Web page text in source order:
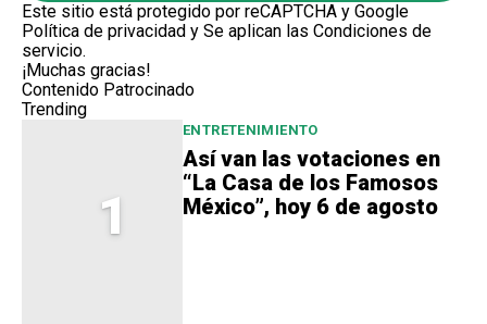
Este sitio está protegido por reCAPTCHA y Google
Política de privacidad y Se aplican las Condiciones de
servicio.
¡Muchas gracias!
Contenido Patrocinado
Trending
1
ENTRETENIMIENTO
Así van las votaciones en
“La Casa de los Famosos
México”, hoy 6 de agosto